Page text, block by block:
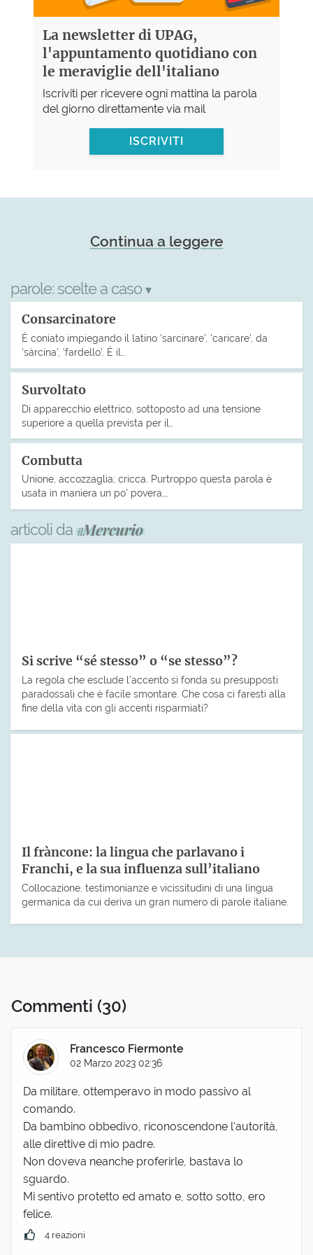
La newsletter di UPAG,
l'appuntamento quotidiano con
le meraviglie dell'italiano
Iscriviti per ricevere ogni mattina la parola
del giorno direttamente via mail
ISCRIVITI
Continua a leggere
parole: scelte a caso ▾
Consarcinatore
È coniato impiegando il latino ‘sarcinare’, ‘caricare’, da
‘sàrcina’, ‘fardello’. È il…
Survoltato
Di apparecchio elettrico, sottoposto ad una tensione
superiore a quella prevista per il…
Combutta
Unione, accozzaglia; cricca. Purtroppo questa parola è
usata in maniera un po’ povera,…
articoli da
Si scrive “sé stesso” o “se stesso”?
La regola che esclude l’accento si fonda su presupposti
paradossali che è facile smontare. Che cosa ci faresti alla
fine della vita con gli accenti risparmiati?
Il fràncone: la lingua che parlavano i
Franchi, e la sua influenza sull’italiano
Collocazione, testimonianze e vicissitudini di una lingua
germanica da cui deriva un gran numero di parole italiane.
Commenti (30)
Francesco Fiermonte
02 Marzo 2023 02:36
Da militare, ottemperavo in modo passivo al
comando.
Da bambino obbedivo, riconoscendone l'autorità,
alle direttive di mio padre.
Non doveva neanche proferirle, bastava lo
sguardo.
Mi sentivo protetto ed amato e, sotto sotto, ero
felice.
4 reazioni